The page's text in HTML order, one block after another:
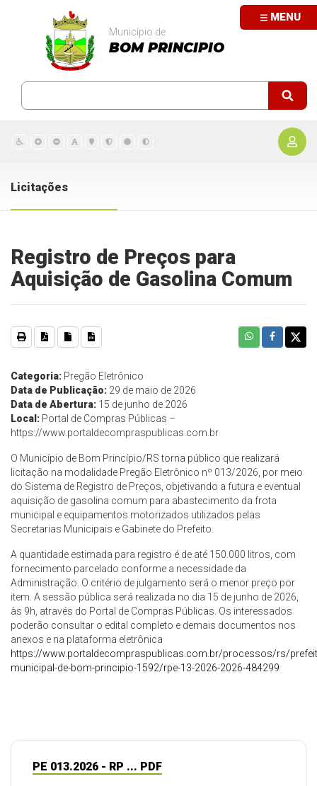
MENU
Município de
BOM PRINCIPIO
Licitações
Registro de Preços para
Aquisição de Gasolina Comum
Categoria: Pregão Eletrônico
Data de Publicação: 29 de maio de 2026
Data de Abertura: 15 de junho de 2026
Local: Portal de Compras Públicas –
https://www.portaldecompraspublicas.com.br
O Município de Bom Princípio/RS torna público que realizará
licitação na modalidade Pregão Eletrônico nº 013/2026, por meio
do Sistema de Registro de Preços, objetivando a futura e eventual
aquisição de gasolina comum para abastecimento da frota
municipal e equipamentos motorizados utilizados pelas
Secretarias Municipais e Gabinete do Prefeito.
A quantidade estimada para registro é de até 150.000 litros, com
fornecimento parcelado conforme a necessidade da
Administração. O critério de julgamento será o menor preço por
item. A sessão pública será realizada no dia 15 de junho de 2026,
às 9h, através do Portal de Compras Públicas. Os interessados
poderão consultar o edital completo e demais documentos nos
anexos e na plataforma eletrônica
https://www.portaldecompraspublicas.com.br/processos/rs/
municipal-de-bom-principio-1592/rpe-13-2026-2026-484299
PE 013.2026 - RP ... PDF